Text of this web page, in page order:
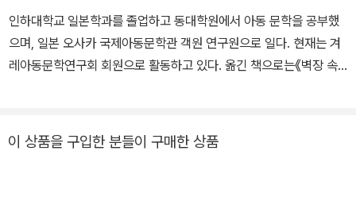
인하대학교 일본학과를 졸업하고 동대학원에서 아동 문학을 공부했
으며, 일본 오사카 국제아동문학관 객원 연구원으로 일다. 현재는 겨
레아동문학연구회 회원으로 활동하고 있다. 옮긴 책으로는《벽장 속
이 상품을 구입한 분들이 구매한 상품